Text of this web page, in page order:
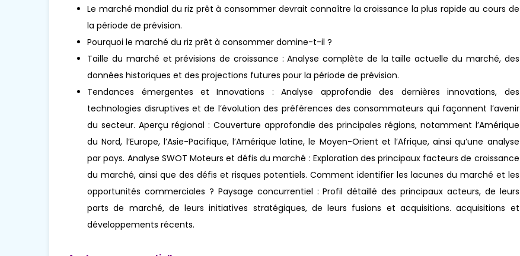
Le marché mondial du riz prêt à consommer devrait connaître la croissance la plus rapide au cours de
la période de prévision.
Pourquoi le marché du riz prêt à consommer domine-t-il ?
Taille du marché et prévisions de croissance : Analyse complète de la taille actuelle du marché, des
données historiques et des projections futures pour la période de prévision.
Tendances émergentes et Innovations : Analyse approfondie des dernières innovations, des
technologies disruptives et de l’évolution des préférences des consommateurs qui façonnent l’avenir
du secteur. Aperçu régional : Couverture approfondie des principales régions, notamment l’Amérique
du Nord, l’Europe, l’Asie-Pacifique, l’Amérique latine, le Moyen-Orient et l’Afrique, ainsi qu’une analyse
par pays. Analyse SWOT Moteurs et défis du marché : Exploration des principaux facteurs de croissance
du marché, ainsi que des défis et risques potentiels. Comment identifier les lacunes du marché et les
opportunités commerciales ? Paysage concurrentiel : Profil détaillé des principaux acteurs, de leurs
parts de marché, de leurs initiatives stratégiques, de leurs fusions et acquisitions. acquisitions et
développements récents.